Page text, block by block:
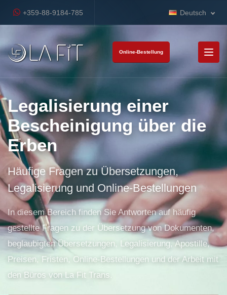
+359-88-9184-785 Deutsch
Online-Bestellung
Legalisierung einer
Bescheinigung über die
Erben
Häufige Fragen zu Übersetzungen,
Legalisierung und Online-Bestellungen
In diesem Bereich finden Sie Antworten auf häufig
gestellte Fragen zu der Übersetzung von Dokumenten,
beglaubigten Übersetzungen, Legalisierung, Apostille,
Preisen, Fristen, Online-Bestellungen und der Arbeit mit
den Büros von La Fit Trans.